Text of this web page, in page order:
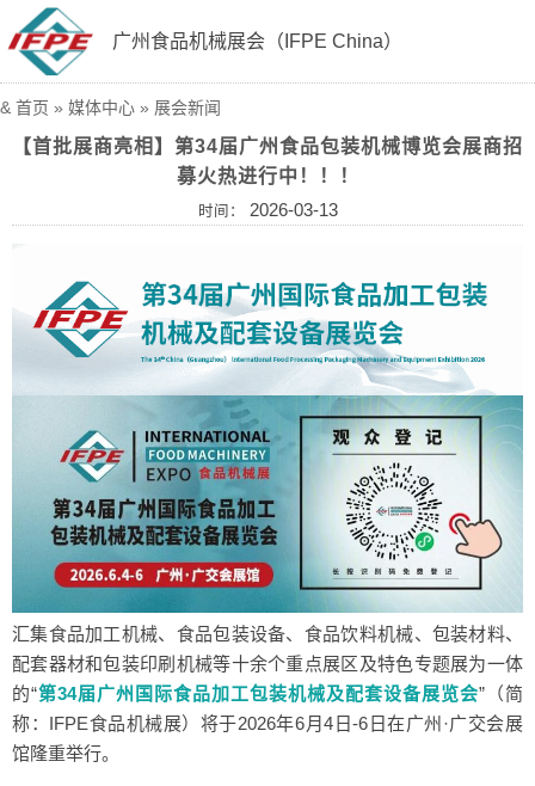
广州食品机械展会（IFPE China）
& 首页 » 媒体中心 » 展会新闻
【首批展商亮相】第34届广州食品包装机械博览会展商招
募火热进行中！！！
时间： 2026-03-13
汇集食品加工机械、食品包装设备、食品饮料机械、包装材料、
配套器材和包装印刷机械等十余个重点展区及特色专题展为一体
的“第34届广州国际食品加工包装机械及配套设备展览会”（简
称：IFPE食品机械展）将于2026年6月4日-6日在广州·广交会展
馆隆重举行。